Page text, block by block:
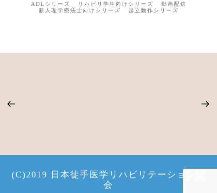
ADLシリーズ リハビリ学生向けシリーズ
動画配信
新人理学療法士向けシリーズ
起立動作シリーズ
(C)2019 日本徒手医学リハビリテーション協
会